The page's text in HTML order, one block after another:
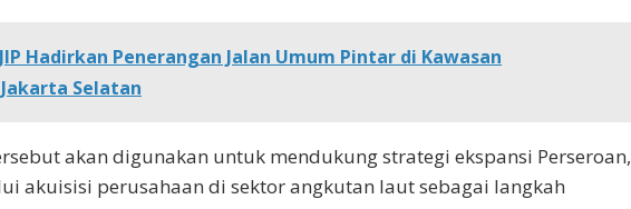
Hadirkan Penerangan Jalan Umum Pintar di Kawasan
Selatan
akan digunakan untuk mendukung strategi ekspansi Perseroan,
akuisisi perusahaan di sektor angkutan laut sebagai langkah